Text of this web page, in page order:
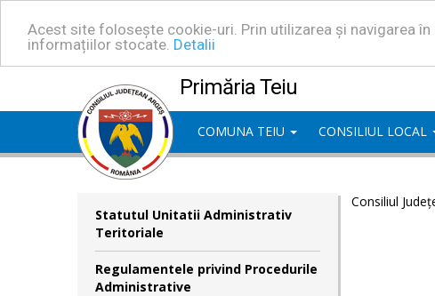
Acest site folosește cookie-uri. Prin utilizarea și navigarea
informațiilor stocate. Detalii
Primăria Teiu
COMUNA TEIU CONSILIUL LOCAL
Statutul Unitatii Administrativ
Teritoriale
Regulamentele privind Procedurile
Administrative
Consiliul